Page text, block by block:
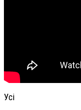
Усі